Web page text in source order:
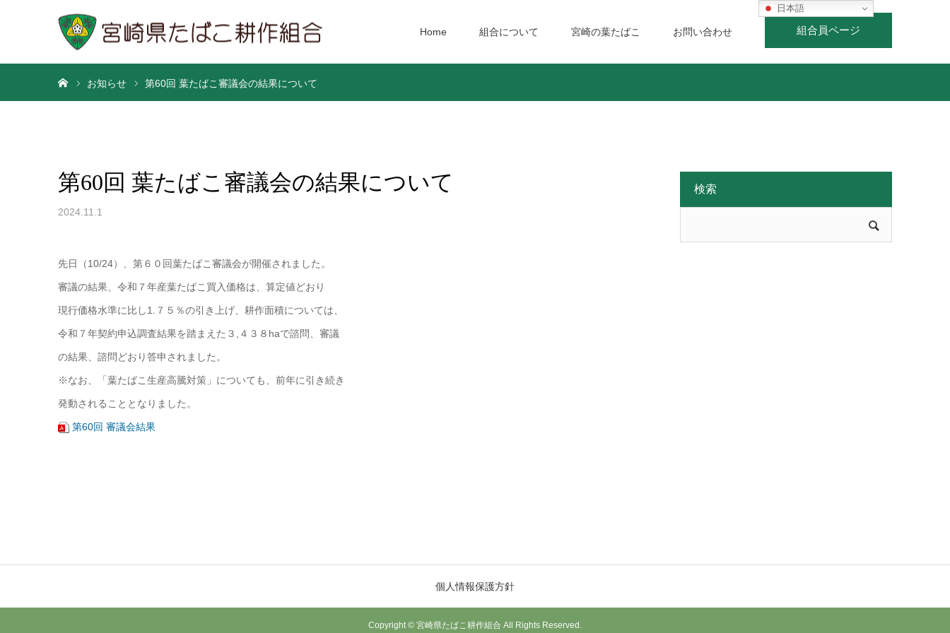
組合員ページ
Home 組合について 宮崎の葉たばこ お問い合わせ
お知らせ 第60回 葉たばこ審議会の結果について
第60回 葉たばこ審議会の結果について
2024.11.1
先日（10/24）、第６０回葉たばこ審議会が開催されました。
審議の結果、令和７年産葉たばこ買入価格は、算定値どおり
現行価格水準に比し1.７５％の引き上げ、耕作面積については、
令和７年契約申込調査結果を踏まえた３,４３８haで諮問、審議
の結果、諮問どおり答申されました。
※なお、「葉たばこ生産高騰対策」についても、前年に引き続き
発動されることとなりました。
第60回 審議会結果
検索
個人情報保護方針
Copyright © 宮崎県たばこ耕作組合 All Rights Reserved.
日本語